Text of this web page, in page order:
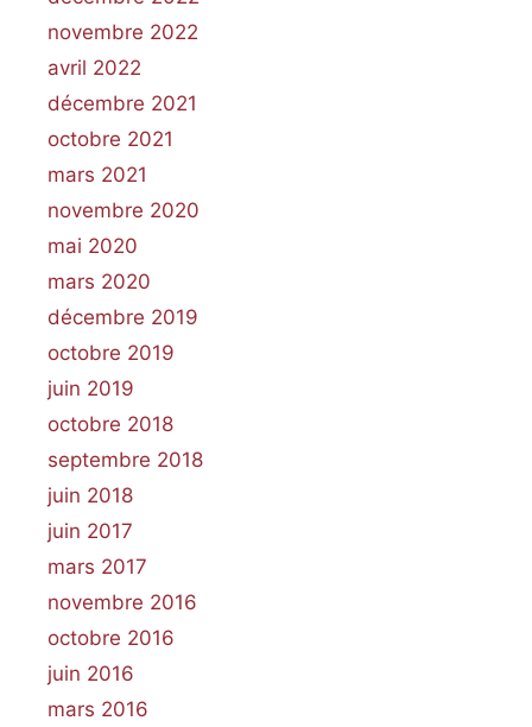
novembre 2022
avril 2022
décembre 2021
octobre 2021
mars 2021
novembre 2020
mai 2020
mars 2020
décembre 2019
octobre 2019
juin 2019
octobre 2018
septembre 2018
juin 2018
juin 2017
mars 2017
novembre 2016
octobre 2016
juin 2016
mars 2016